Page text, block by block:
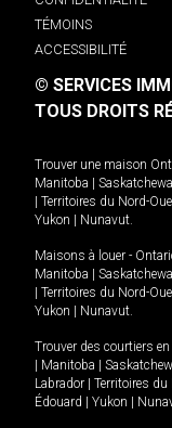
TÉMOINS
ACCESSIBILITÉ
© SERVICES
TOUS DROITS
Trouver une maison
Manitoba
Territoires du Nord-
Yukon
Nunavut.
Maisons à louer -
Manitoba
Territoires du Nord-
Yukon
Nunavut.
Trouver des courtiers en
Manitoba
Labrador
Territoires du
Édouard
Yukon